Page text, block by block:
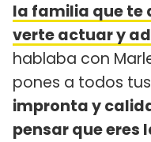
la familia que te
verte actuar y
hablaba con
pones a todos
impronta y
pensar que eres